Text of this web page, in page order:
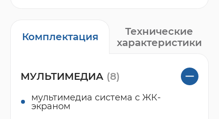
Комплектация
Технические
характеристики
МУЛЬТИМЕДИА (8)
мультимедиа система с ЖК-
экраном